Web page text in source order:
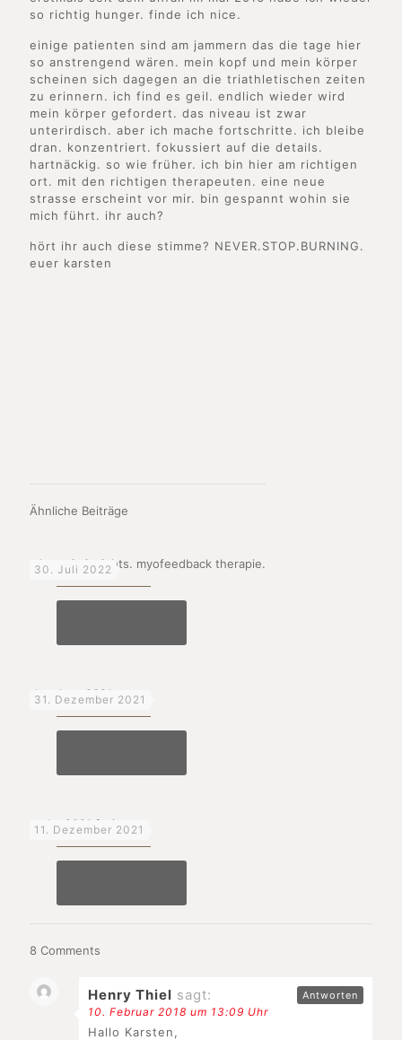
so richtig hunger. finde ich nice.
einige patienten sind am jammern das die tage hier
so anstrengend wären. mein kopf und mein körper
scheinen sich dagegen an die triathletischen zeiten
zu erinnern. ich find es geil. endlich wieder wird
mein körper gefordert. das niveau ist zwar
unterirdisch. aber ich mache fortschritte. ich bleibe
dran. konzentriert. fokussiert auf die details.
hartnäckig. so wie früher. ich bin hier am richtigen
ort. mit den richtigen therapeuten. eine neue
strasse erscheint vor mir. bin gespannt wohin sie
mich führt. ihr auch?
hört ihr auch diese stimme? NEVER.STOP.BURNING.
euer karsten
Ähnliche Beiträge
30. Juli 2022
_therapie insights. myofeedback therapie.
31. Dezember 2021
_bye bye_2021
11. Dezember 2021
_reha 2021 fazit
8 Comments
Henry Thiel sagt:
10. Februar 2018 um 13:09 Uhr
Hallo Karsten,
Antworten